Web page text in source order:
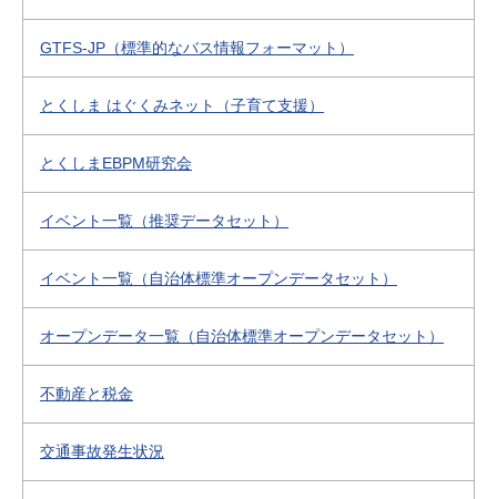
GTFS-JP（標準的なバス情報フォーマット）
とくしま はぐくみネット（子育て支援）
とくしまEBPM研究会
イベント一覧（推奨データセット）
イベント一覧（自治体標準オープンデータセット）
オープンデータ一覧（自治体標準オープンデータセット）
不動産と税金
交通事故発生状況